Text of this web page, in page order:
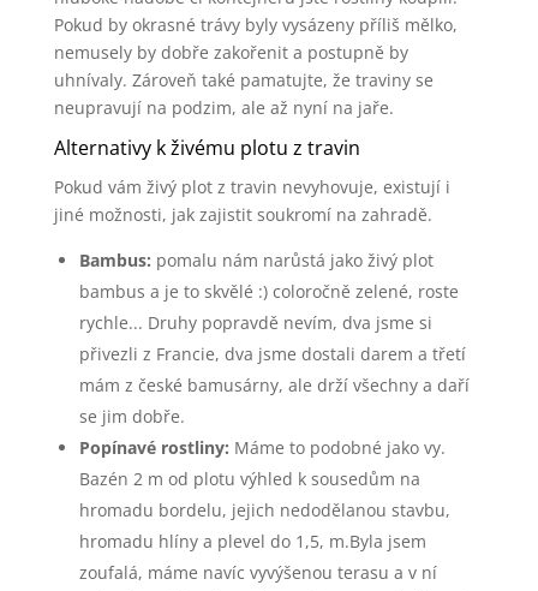
Pokud by okrasné trávy byly vysázeny příliš mělko,
nemusely by dobře zakořenit a postupně by
uhnívaly. Zároveň také pamatujte, že traviny se
neupravují na podzim, ale až nyní na jaře.
Alternativy k živému plotu z travin
Pokud vám živý plot z travin nevyhovuje, existují i
jiné možnosti, jak zajistit soukromí na zahradě.
Bambus: pomalu nám narůstá jako živý plot
bambus a je to skvělé :) coloročně zelené, roste
rychle... Druhy popravdě nevím, dva jsme si
přivezli z Francie, dva jsme dostali darem a třetí
mám z české bamusárny, ale drží všechny a daří
se jim dobře.
Popínavé rostliny: Máme to podobné jako vy.
Bazén 2 m od plotu výhled k sousedům na
hromadu bordelu, jejich nedodělanou stavbu,
hromadu hlíny a plevel do 1,5, m.Byla jsem
zoufalá, máme navíc vyvýšenou terasu a v ní